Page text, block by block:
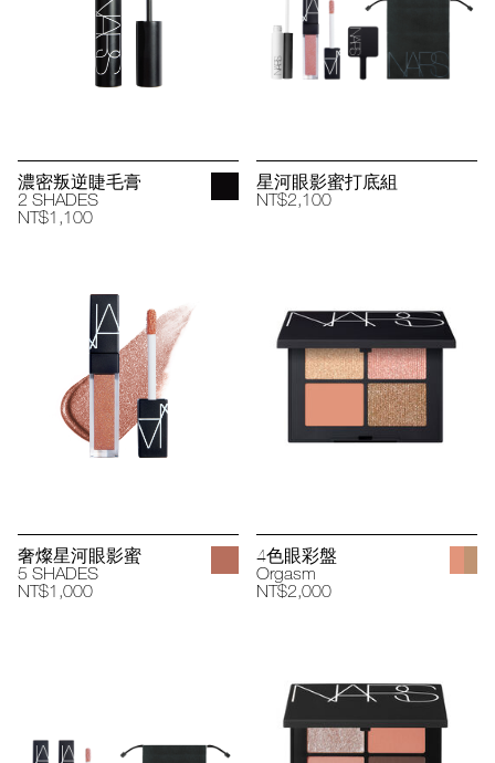
濃密叛逆睫毛膏
2 SHADES
NT$1,100
星河眼影蜜打底組
NT$2,100
奢燦星河眼影蜜
5 SHADES
NT$1,000
4色眼彩盤
Orgasm
NT$2,000